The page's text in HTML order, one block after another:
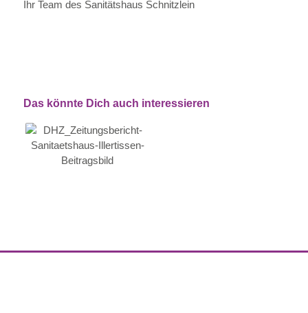
Ihr Team des Sanitätshaus Schnitzlein
Das könnte Dich auch interessieren